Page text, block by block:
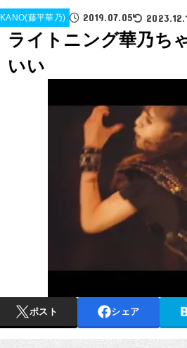
KANO(藤平華乃) 2019.07.05
ライトニング華乃ち
いい
ポスト シェア